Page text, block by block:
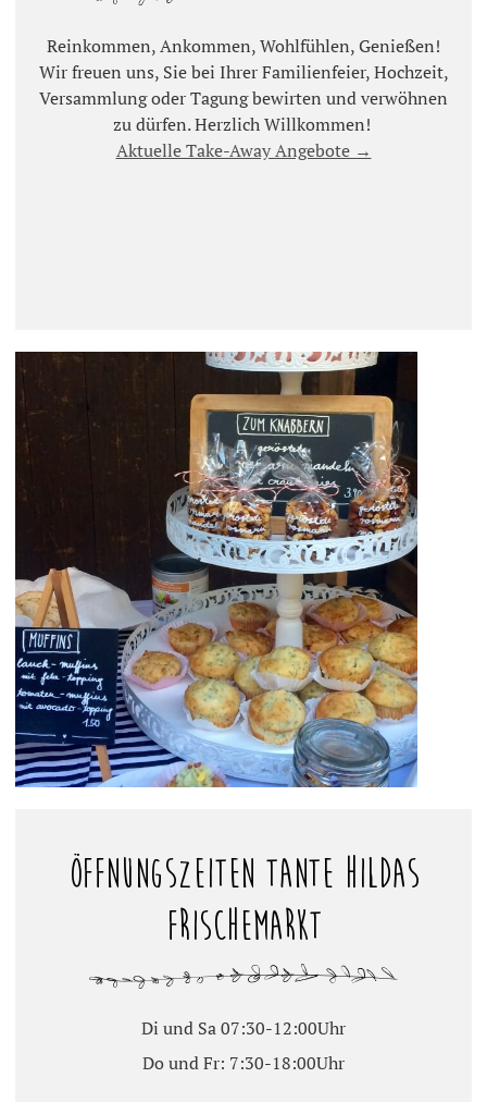
Reinkommen, Ankommen, Wohlfühlen, Genießen!
Wir freuen uns, Sie bei Ihrer Familienfeier, Hochzeit,
Versammlung oder Tagung bewirten und verwöhnen
zu dürfen. Herzlich Willkommen!
Aktuelle Take-Away Angebote →
Öffnungszeiten Tante Hildas
Frischemarkt
Di und Sa 07:30-12:00Uhr
Do und Fr: 7:30-18:00Uhr